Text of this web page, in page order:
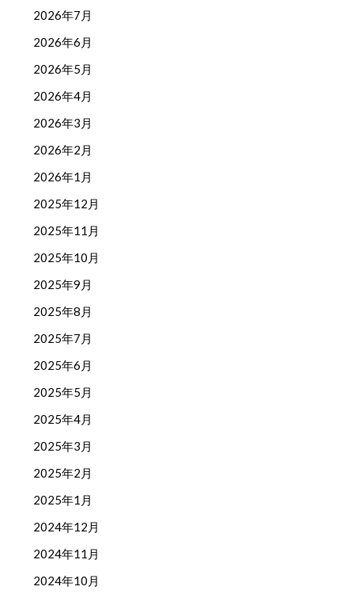
2026年7月
2026年6月
2026年5月
2026年4月
2026年3月
2026年2月
2026年1月
2025年12月
2025年11月
2025年10月
2025年9月
2025年8月
2025年7月
2025年6月
2025年5月
2025年4月
2025年3月
2025年2月
2025年1月
2024年12月
2024年11月
2024年10月